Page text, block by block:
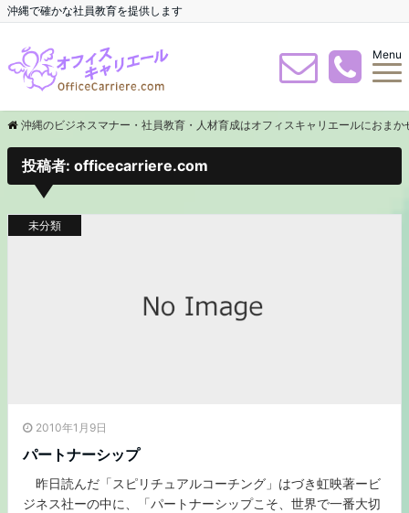
沖縄で確かな社員教育を提供します
Menu
沖縄のビジネスマナー・社員教育・人材育成はオフィスキャリエールにおまか
投稿者: officecarriere.com
未分類
2010年1月9日
パートナーシップ
昨日読んだ「スピリチュアルコーチング」はづき虹映著ービ
ジネス社ーの中に、「パートナーシップこそ、世界で一番大切